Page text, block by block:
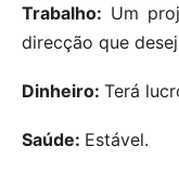
Trabalho: Um
direcção que
Dinheiro: Terá
Saúde: Estável.